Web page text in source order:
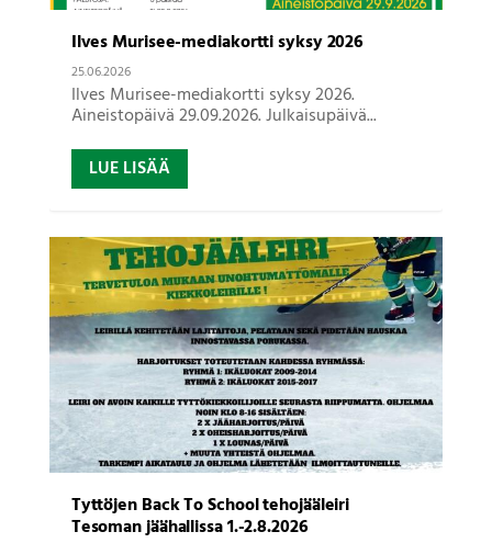
Ilves Murisee-mediakortti syksy 2026
25.06.2026
Ilves Murisee-mediakortti syksy 2026.
Aineistopäivä 29.09.2026. Julkaisupäivä...
LUE LISÄÄ
Tyttöjen Back To School tehojääleiri
Tesoman jäähallissa 1.-2.8.2026